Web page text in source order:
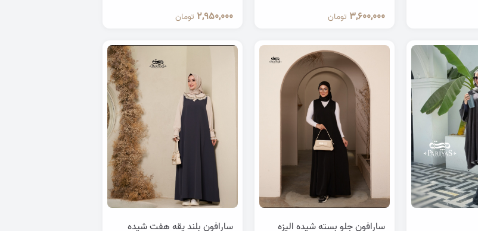
3,600,000 تومان
2,950,000 تومان
سارافون جلو بسته شیده الیزه سارافون بلند یقه هفت شیده